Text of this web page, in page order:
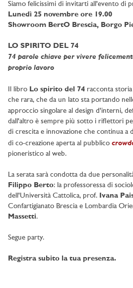
Siamo felicissimi di invitarti all'evento di
Lunedì 25 novembre ore 19.00
Showroom BertO Brescia, Borgo
LO SPIRITO DEL 74
74 parole chiave per vivere
proprio lavoro
Il libro Lo spirito del 74 racconta
che rara, che da un lato sta portando
approccio singolare al design d'interni,
dall'altro è sempre più sotto i riflettori
di crescita e innovazione che continua a
di co-creazione aperta al pubblico
pioneristico al web.
La serata sarà condotta da due
Filippo Berto: la professoressa di
dell'Università Cattolica, prof. Ivana
Confartigianato Brescia e Lombardia
Massetti.
Segue party.
Registra subito la tua presenza.